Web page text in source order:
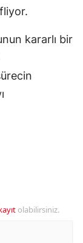
kararlı bir
olabilirsiniz.